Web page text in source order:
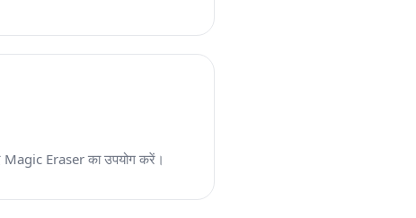
Magic Eraser का उपयोग करें।